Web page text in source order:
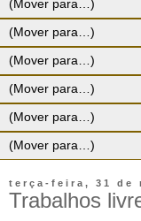
terça-feira, 31 de
Trabalhos